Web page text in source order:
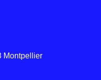
Montpellier